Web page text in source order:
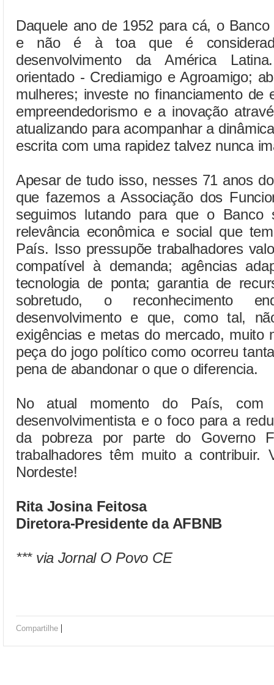
Daquele ano de 1952 para cá, o
e não é à toa que é
desenvolvimento da América
orientado - Crediamigo e Agroamigo;
mulheres; investe no financiamento de
empreendedorismo e a inovação
atualizando para acompanhar a
escrita com uma rapidez talvez nunca
Apesar de tudo isso, nesses 71 anos
que fazemos a Associação dos
seguimos lutando para que o
relevância econômica e social que
País. Isso pressupõe trabalhadores
compatível à demanda; agências
tecnologia de ponta; garantia de
sobretudo, o reconhecimento
desenvolvimento e que, como tal,
exigências e metas do mercado, muito
peça do jogo político como ocorreu
pena de abandonar o que o diferencia.
No atual momento do País, com
desenvolvimentista e o foco para a
da pobreza por parte do Governo
trabalhadores têm muito a contribuir.
Nordeste!
Rita Josina Feitosa
Diretora-Presidente da AFBNB
*** via Jornal O Povo CE
Compartilhe |